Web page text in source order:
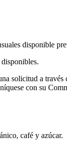
disponible
solicitud a
con su
café y azúcar.